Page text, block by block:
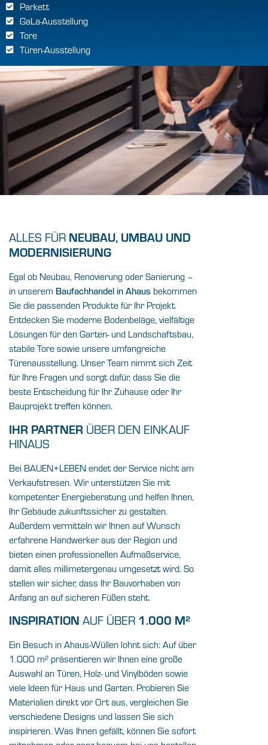
Parkett
GaLa-Ausstellung
Tore
Türen-Ausstellung
ALLES FÜR NEUBAU, UMBAU UND
MODERNISIERUNG
Egal ob Neubau, Renovierung oder Sanierung –
in unserem Baufachhandel in Ahaus bekommen
Sie die passenden Produkte für Ihr Projekt.
Entdecken Sie moderne Bodenbeläge, vielfältige
Lösungen für den Garten- und Landschaftsbau,
stabile Tore sowie unsere umfangreiche
Türenausstellung. Unser Team nimmt sich Zeit
für Ihre Fragen und sorgt dafür, dass Sie die
beste Entscheidung für Ihr Zuhause oder Ihr
Bauprojekt treffen können.
IHR PARTNER ÜBER DEN EINKAUF
HINAUS
Bei BAUEN+LEBEN endet der Service nicht am
Verkaufstresen. Wir unterstützen Sie mit
kompetenter Energieberatung und helfen Ihnen,
Ihr Gebäude zukunftssicher zu gestalten.
Außerdem vermitteln wir Ihnen auf Wunsch
erfahrene Handwerker aus der Region und
bieten einen professionellen Aufmaßservice,
damit alles millimetergenau umgesetzt wird. So
stellen wir sicher, dass Ihr Bauvorhaben von
Anfang an auf sicheren Füßen steht.
INSPIRATION AUF ÜBER 1.000 M²
Ein Besuch in Ahaus-Wüllen lohnt sich: Auf über
1.000 m² präsentieren wir Ihnen eine große
Auswahl an Türen, Holz- und Vinylböden sowie
viele Ideen für Haus und Garten. Probieren Sie
Materialien direkt vor Ort aus, vergleichen Sie
verschiedene Designs und lassen Sie sich
inspirieren. Was Ihnen gefällt, können Sie sofort